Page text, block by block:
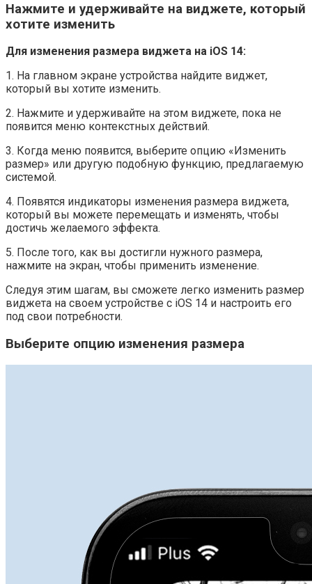
Нажмите и удерживайте на виджете, который
хотите изменить
Для изменения размера виджета на iOS 14:
1. На главном экране устройства найдите виджет,
который вы хотите изменить.
2. Нажмите и удерживайте на этом виджете, пока не
появится меню контекстных действий.
3. Когда меню появится, выберите опцию «Изменить
размер» или другую подобную функцию, предлагаемую
системой.
4. Появятся индикаторы изменения размера виджета,
который вы можете перемещать и изменять, чтобы
достичь желаемого эффекта.
5. После того, как вы достигли нужного размера,
нажмите на экран, чтобы применить изменение.
Следуя этим шагам, вы сможете легко изменить размер
виджета на своем устройстве с iOS 14 и настроить его
под свои потребности.
Выберите опцию изменения размера